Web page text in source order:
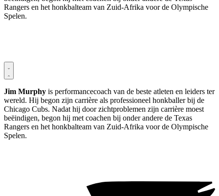
Rangers en het honkbalteam van Zuid-Afrika voor de Olympische
Spelen.
Jim Murphy is performancecoach van de beste atleten en leiders ter
wereld. Hij begon zijn carrière als professioneel honkballer bij de
Chicago Cubs. Nadat hij door zichtproblemen zijn carrière moest
beëindigen, begon hij met coachen bij onder andere de Texas
Rangers en het honkbalteam van Zuid-Afrika voor de Olympische
Spelen.